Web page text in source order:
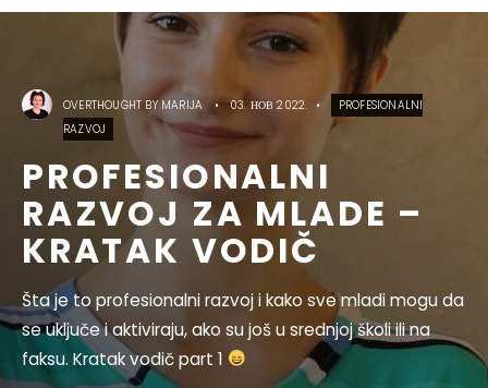
OVERTHOUGHT BYMARIJA • 03. НОВ 2022. •
PROFESIONALNI
RAZVOJ
PROFESIONALNI
RAZVOJ ZA MLADE –
KRATAK VODIČ
Šta je to profesionalni razvoj i kako sve mladi mogu da
se uključe i aktiviraju, ako su još u srednjoj školi ili na
faksu. Kratak vodič part 1